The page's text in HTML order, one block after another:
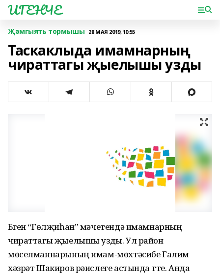
ИГЕНЧЕ
Җәмгыять тормышы 28 МАЯ 2019, 10:55
Таскаклыда имамнарның
чираттагы җыелышы узды
Бүген “Гөлҗиһан” мәчетендә имамнарның
чираттагы җыелышы узды. Ул район
мөселманнарының имам-мөхтәсибе Галим
хәзрәт Шакиров рәислеге астында үтте. Анда